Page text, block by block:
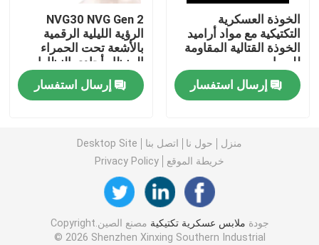
اللوحات الباليستية العسكرية
معدات مضادة للرصاص
حقيبة ظهر عسكرية تكتيكية
معدات في الهواء الطلق التكتيكية
الأحذية التكتيكية القتالية
سترة قتالية تكتيكية
الخوذة العسكرية
التكتيكية مع مواد أراميد
الخوذة القتالية المقاومة
للرصاص
إرسال استفسار
NVG30 NVG Gen 2
الرؤية الليلية الرقمية
بالأشعة تحت الحمراء
المنظار أحادي النظارات
الليلية نطاق الرؤية للصيد
إرسال استفسار
منزل حول نا اتصل بنا
Desktop Site
خريطة الموقع
Privacy Policy
جودة ملابس عسكرية تكتيكية
مصنع الصين.Copyright
© 2026 Shenzhen Xinxing Southern Industrial